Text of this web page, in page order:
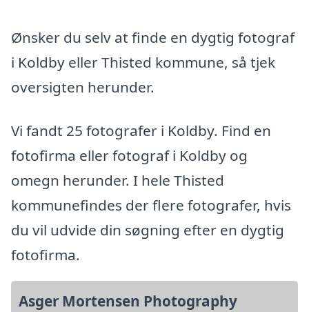
Ønsker du selv at finde en dygtig fotograf
i Koldby eller Thisted kommune, så tjek
oversigten herunder.
Vi fandt 25 fotografer i Koldby. Find en
fotofirma eller fotograf i Koldby og
omegn herunder. I hele Thisted
kommunefindes der flere fotografer, hvis
du vil udvide din søgning efter en dygtig
fotofirma.
Asger Mortensen Photography